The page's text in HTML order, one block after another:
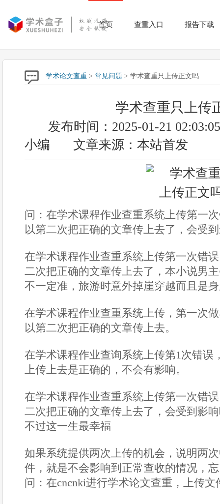
首页 查重入口 报告下载
学术论文查重 > 常见问题 > 学术查重只上传正文吗
学术查重只上传
发布时间：2025-01-21 02:03:05
小编
文章来源：本站首发
问：在学术课程作业查重系统上传第一
以第二次把正确的文章传上去了，会受
在学术课程作业查重系统上传第一次错
二次把正确的文章传上去了，本小说男
不一定准，旅游时意外掉崖穿越而且是
在学术课程作业查重系统上传，第一次
以第二次把正确的文章传上去。
在学术课程作业查询系统上传第1次错误
上传上去是正确的，不会有影响。
在学术课程作业查重系统上传第一次错
二次把正确的文章传上去了，会受到影
不过这一生最幸福
如果系统提供两次上传的机会，说明两
件，就是不会影响到正常查收的情况，
问：在cncnki进行学术论文查重，上传